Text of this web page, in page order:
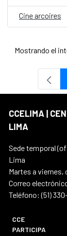
Cine arcoires
Mostrando el
CCELIMA |
LIMA
Sede temporal
Lima
Martes a viernes,
Correo
Teléfono: (51)
CCE
PARTICIPA